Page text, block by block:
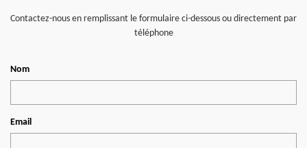
Contactez-nous en remplissant le formulaire ci-dessous ou directement par
téléphone
Nom
Email